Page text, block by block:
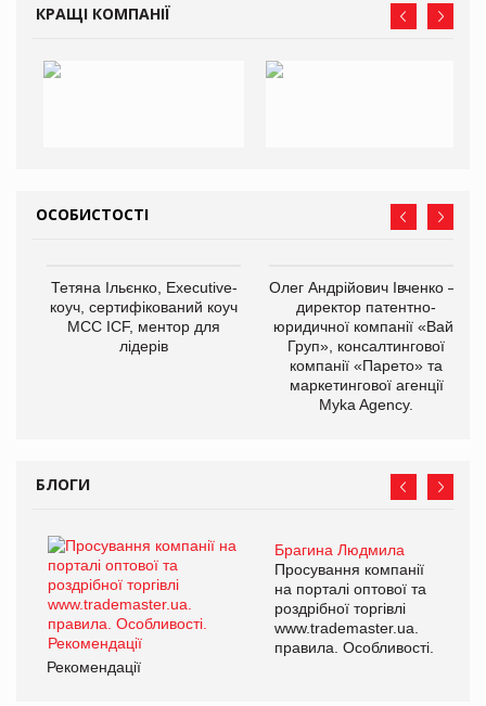
КРАЩІ КОМПАНІЇ
ОСОБИСТОСТІ
Тетяна Ільєнко, Executive-
коуч, сертифікований коуч
МСС ICF, ментор для
лідерів
Олег Андрійович Івченко —
директор патентно-
юридичної компанії «Вайз
Груп», консалтингової
компанії «Парето» та
маркетингової агенції
Myka Agency.
БЛОГИ
Брагина Людмила
Просування компанії
на порталі оптової та
роздрібної торгівлі
www.trademaster.ua.
правила. Особливості.
Рекомендації